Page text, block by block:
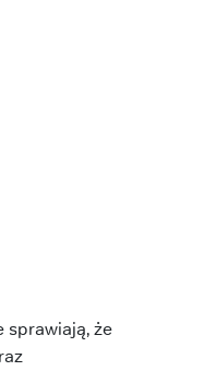
sprawiają, że